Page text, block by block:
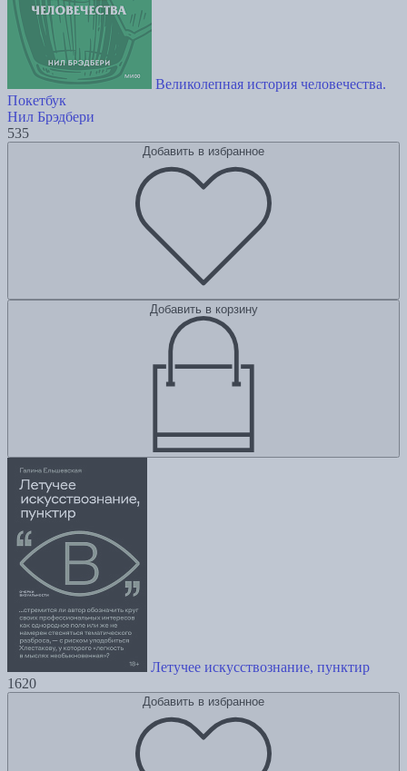
Великолепная история человечества.
Покетбук
Нил Брэдбери
535
Добавить в избранное
Добавить в корзину
Летучее искусствознание, пунктир
1620
Добавить в избранное